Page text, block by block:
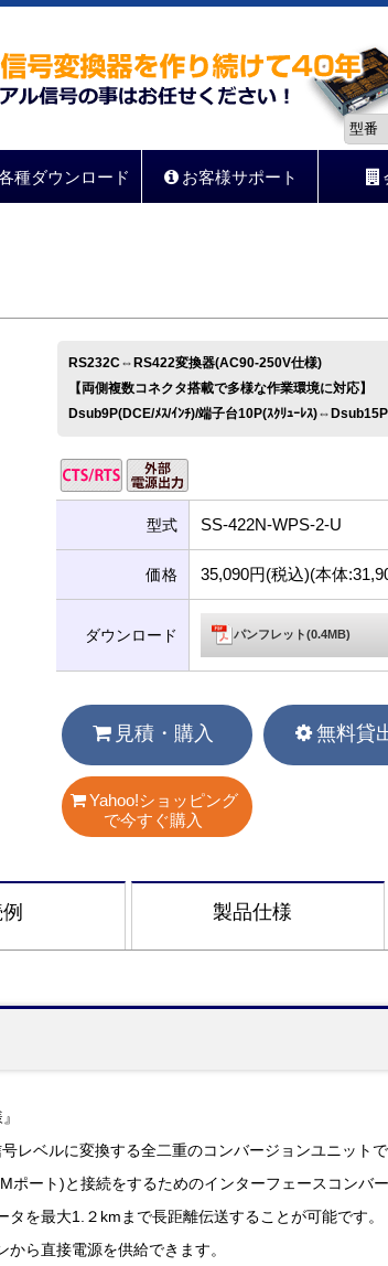
種ダウンロード お客様サポート
RS232C⇔RS422変換器(AC90-250V仕様)
【両側複数コネクタ搭載で多様な作業環境に対応】
Dsub9P(DCE/ﾒｽ/ｲﾝﾁ)/端子台10P(ｽｸﾘｭｰﾚｽ
型式 SS-422N-WPS-2-U
価格 35,090円(税込)(本体
ダウンロード パンフレット(0.4MB)
見積・購入 無料貸
Yahoo!ショッピング
で今すぐ購入
製品仕様
レベルに変換する全二重のコンバージョンユニット
ポート)と接続をするためのインターフェースコンバ
を最大1.２kmまで長距離伝送することが可能です。
ら直接電源を供給できます。